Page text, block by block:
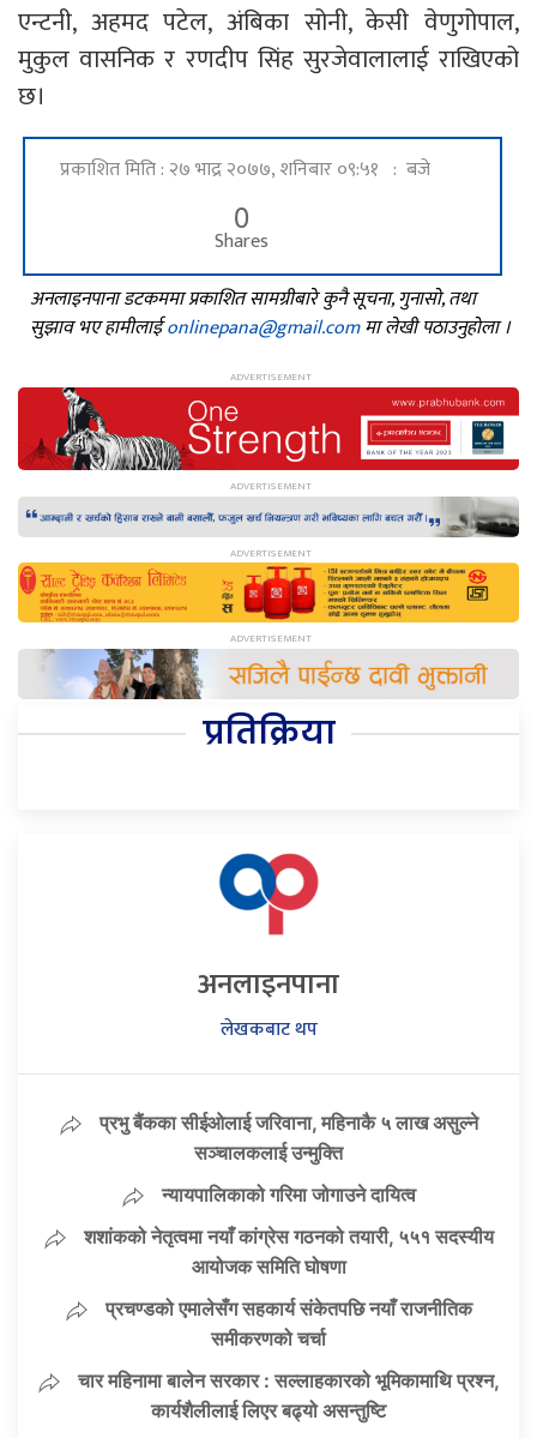
एन्टनी, अहमद पटेल, अंबिका सोनी, केसी वेणुगोपाल,
मुकुल वासनिक र रणदीप सिंह सुरजेवालालाई राखिएको
छ।
प्रकाशित मिति : २७ भाद्र २०७७, शनिबार ०९:५१ : बजे
0
Shares
अनलाइनपाना डटकममा प्रकाशित सामग्रीबारे कुनै सूचना, गुनासो, तथा
सुझाव भए हामीलाईonlinepana@gmail.comमा लेखी पठाउनुहोला ।
प्रतिक्रिया
अनलाइनपाना
लेखकबाट थप
प्रभु बैंकका सीईओलाई जरिवाना, महिनाकै ५ लाख असुल्ने
सञ्चालकलाई उन्मुक्ति
न्यायपालिकाको गरिमा जोगाउने दायित्व
शशांकको नेतृत्वमा नयाँ कांग्रेस गठनको तयारी, ५५१ सदस्यीय
आयोजक समिति घोषणा
प्रचण्डको एमालेसँग सहकार्य संकेतपछि नयाँ राजनीतिक
समीकरणको चर्चा
चार महिनामा बालेन सरकार : सल्लाहकारको भूमिकामाथि प्रश्न,
कार्यशैलीलाई लिएर बढ्यो असन्तुष्टि